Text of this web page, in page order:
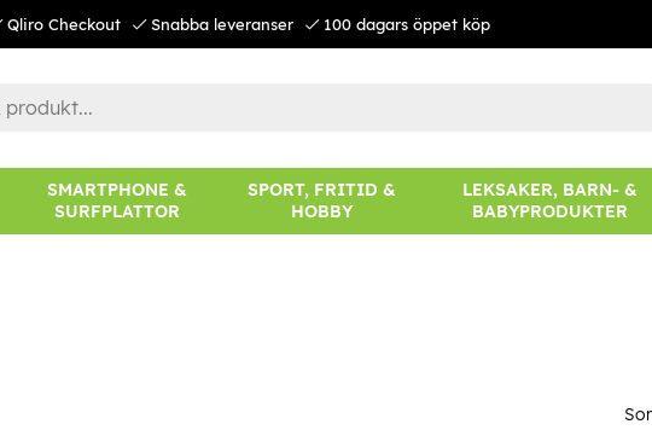
Qliro Checkout Snabba leveranser 100 dagars öppet köp
SMARTPHONE &
SURFPLATTOR
SPORT, FRITID &
HOBBY
LEKSAKER, BARN- &
BABYPRODUKTER